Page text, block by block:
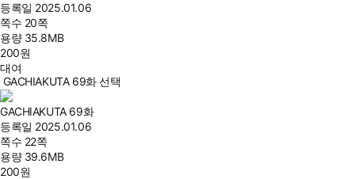
등록일 2025.01.06
쪽수 20쪽
용량 35.8MB
200원
대여
GACHIAKUTA 69화 선택
GACHIAKUTA 69화
등록일 2025.01.06
쪽수 22쪽
용량 39.6MB
200원